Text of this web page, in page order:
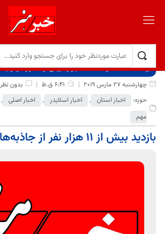
برگ نخست نوشته‌ها
بازدید بیش از ۱۱ هزار نفر از جاذبه‌های تاریخی بشرویه
چهارشنبه 27 مارس 2019
6:41 ق.ظ بدون نظر
حوزه:
اخبار استان , اخبار اسلایدر , اخبار اصلی ,
مهم
بازدید بیش از ۱۱ هزار نفر از جاذبه‌های تاریخی بشرویه